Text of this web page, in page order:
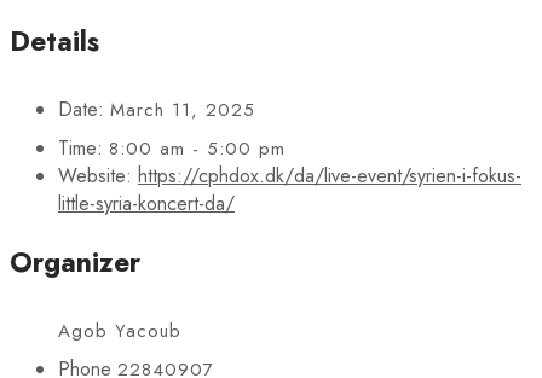
Details
Date: March 11, 2025
Time: 8:00 am - 5:00 pm
Website: https://cphdox.dk/da/live-event/syrien-i-fokus-
little-syria-koncert-da/
Organizer
Agob Yacoub
Phone 22840907